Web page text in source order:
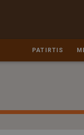
PATIRTIS